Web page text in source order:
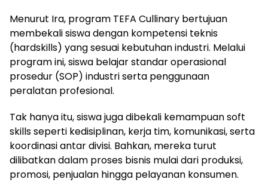
Menurut Ira, program TEFA Cullinary bertujuan
membekali siswa dengan kompetensi teknis
(hardskills) yang sesuai kebutuhan industri. Melalui
program ini, siswa belajar standar operasional
prosedur (SOP) industri serta penggunaan
peralatan profesional.
Tak hanya itu, siswa juga dibekali kemampuan soft
skills seperti kedisiplinan, kerja tim, komunikasi, serta
koordinasi antar divisi. Bahkan, mereka turut
dilibatkan dalam proses bisnis mulai dari produksi,
promosi, penjualan hingga pelayanan konsumen.